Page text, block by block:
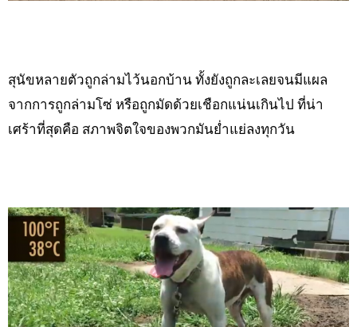
สุนัขหลายตัวถูกล่ามไว้นอกบ้าน ทั้งยังถูกละเลยจนมีแผล
จากการถูกล่ามโซ่ หรือถูกมัดด้วยเชือกแน่นเกินไป ที่น่า
เศร้าที่สุดคือ สภาพจิตใจของพวกมันย่ำแย่ลงทุกวัน